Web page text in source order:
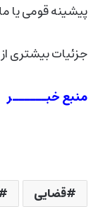
پیشینه قومی یا
جزئیات بیشتری
منبع خبــــــر
قضایی